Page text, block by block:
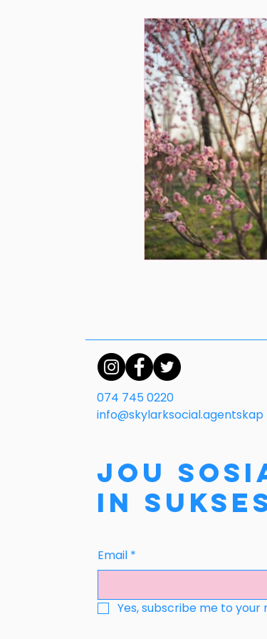
074 745 0220
info@skylarksocial.agentskap
Jou
in
Email *
Yes, subscribe me to your